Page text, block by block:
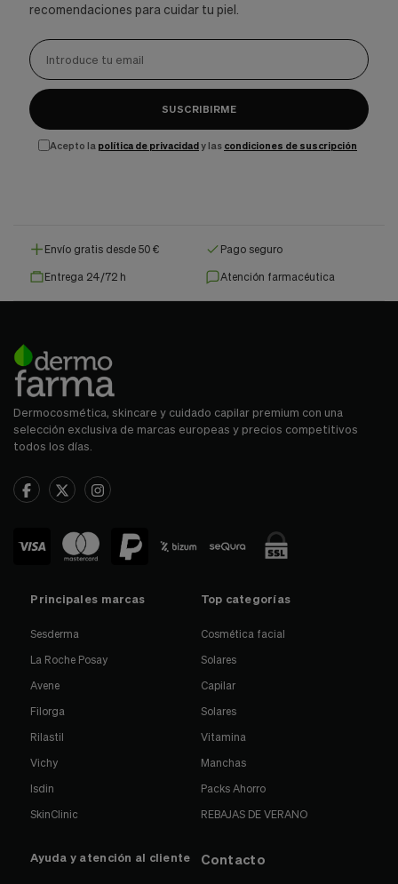
recomendaciones para cuidar tu piel.
SUSCRIBIRME
Acepto la política de privacidady las condiciones de suscripción
Envío gratis desde 50 € Pago seguro
Entrega 24/72 h Atención farmacéutica
Dermocosmética, skincare y cuidado capilar premium con una
selección exclusiva de marcas europeas y precios competitivos
todos los días.
Principales marcas
Sesderma
La Roche Posay
Avene
Filorga
Rilastil
Vichy
Isdin
SkinClinic
Top categorías
Cosmética facial
Solares
Capilar
Solares
Vitamina
Manchas
Packs Ahorro
REBAJAS DE VERANO
Ayuda y atención al cliente Contacto